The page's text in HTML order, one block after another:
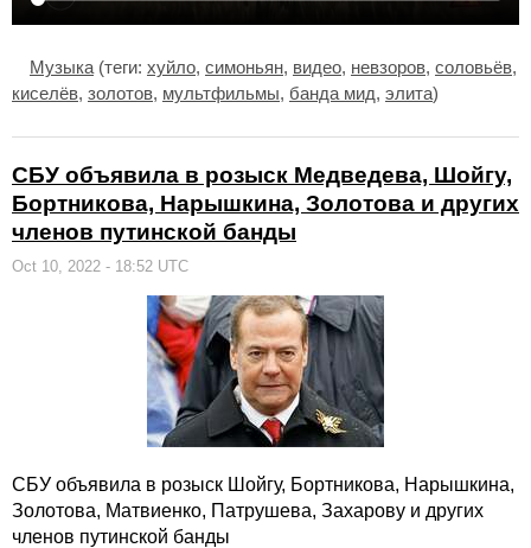
Музыка (теги: хуйло, симоньян, видео, невзоров, соловьёв,
киселёв, золотов, мультфильмы, банда мид, элита)
СБУ объявила в розыск Медведева, Шойгу,
Бортникова, Нарышкина, Золотова и других
членов путинской банды
Oct 10, 2022 - 18:52 UTC
СБУ объявила в розыск Шойгу, Бортникова, Нарышкина,
Золотова, Матвиенко, Патрушева, Захарову и других
членов путинской банды